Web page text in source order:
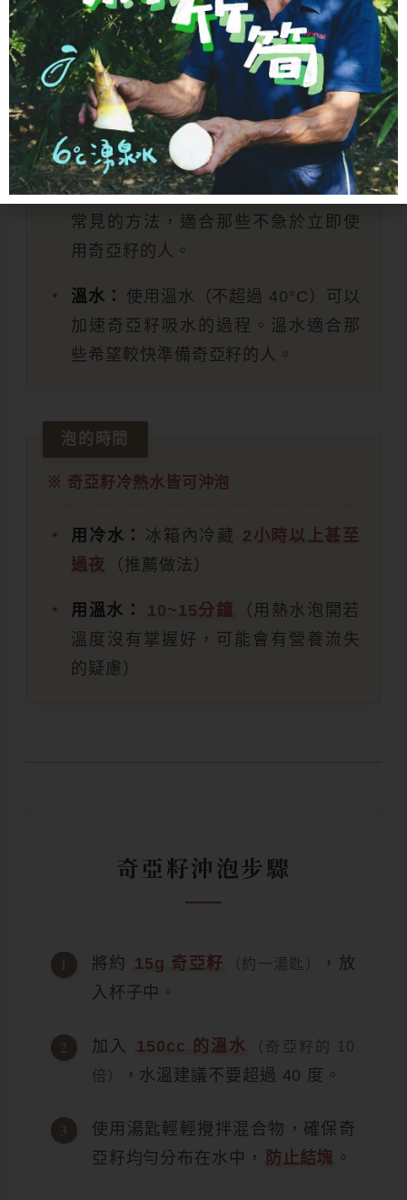
如，如果您使用 1 湯匙奇亞籽（約 15
克），則需要約 150 毫升的水。
水的溫度
冷水：使用室溫水泡奇亞籽是一種更
常見的方法，適合那些不急於立即使
用奇亞籽的人。
溫水：
使用溫水（不超過 40°C）可以
加速奇亞籽吸水的過程。溫水適合那
些希望較快準備奇亞籽的人。
泡的時間
奇亞籽冷熱水皆可沖泡
用冷水： 冰箱內冷藏 2小時以上甚至
過夜
（推薦做法）
用溫水： 10~15分鐘
（用熱水泡開若
溫度沒有掌握好，可能會有營養流失
的疑慮）
奇亞籽沖泡步驟
將約 15g 奇亞籽 （約一湯匙）
，放
入杯子中。
加入 150cc 的溫水
（奇亞籽的 10
倍）
，水溫建議不要超過 40 度。
使用湯匙輕輕攪拌混合物，確保奇
亞籽均勻分布在水中，
防止結塊 。